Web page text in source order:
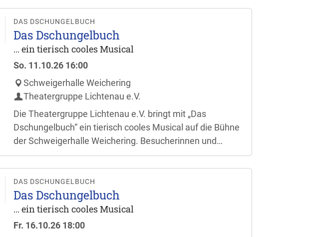
ganze Familie freuen. Der Einlass beginnt jeweils eine
Stunde vor Veranstaltungsbeginn.
DAS DSCHUNGELBUCH
Das Dschungelbuch
... ein tierisch cooles Musical
So. 11.10.26 16:00
Schweigerhalle Weichering
Theatergruppe Lichtenau e.V.
Die Theatergruppe Lichtenau e.V. bringt mit „Das
Dschungelbuch“ ein tierisch cooles Musical auf die Bühne
der Schweigerhalle Weichering. Besucherinnen und
Besucher dürfen sich auf eine bunte Aufführung für die
ganze Familie freuen. Der Einlass beginnt jeweils eine
Stunde vor Veranstaltungsbeginn.
DAS DSCHUNGELBUCH
Das Dschungelbuch
... ein tierisch cooles Musical
Fr. 16.10.26 18:00